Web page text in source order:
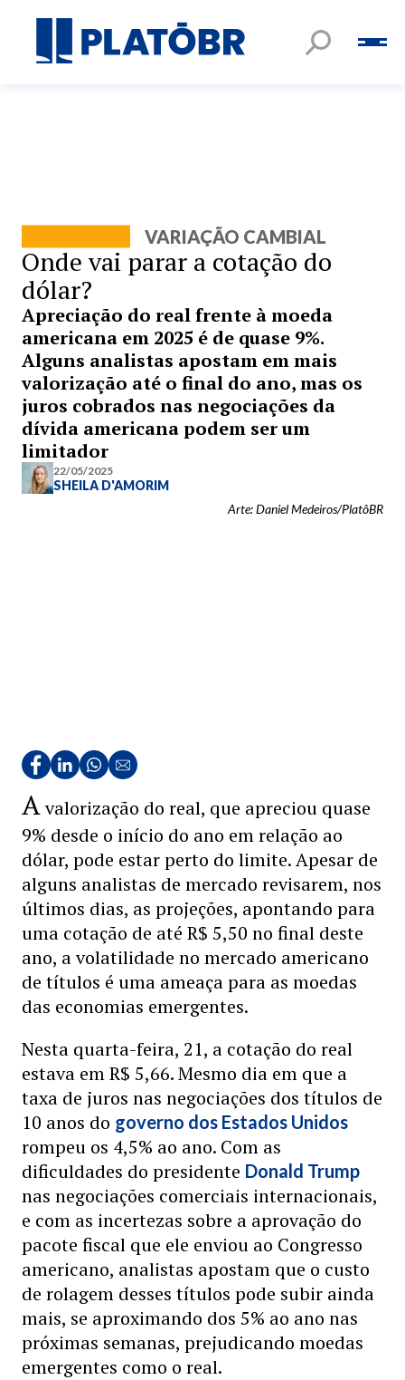
VARIAÇÃO CAMBIAL
Onde vai parar a cotação do
dólar?
Apreciação do real frente à moeda
americana em 2025 é de quase 9%.
Alguns analistas apostam em mais
valorização até o final do ano, mas os
juros cobrados nas negociações da
dívida americana podem ser um
limitador
22/05/2025
SHEILA D'AMORIM
Arte: Daniel Medeiros/PlatôBR
Avalorização do real, que apreciou quase
9% desde o início do ano em relação ao
dólar, pode estar perto do limite. Apesar de
alguns analistas de mercado revisarem, nos
últimos dias, as projeções, apontando para
uma cotação de até R$ 5,50 no final deste
ano, a volatilidade no mercado americano
de títulos é uma ameaça para as moedas
das economias emergentes.
Nesta quarta-feira, 21, a cotação do real
estava em R$ 5,66. Mesmo dia em que a
taxa de juros nas negociações dos títulos de
10 anos do governo dos Estados Unidos
rompeu os 4,5% ao ano. Com as
dificuldades do presidente Donald Trump
nas negociações comerciais internacionais,
e com as incertezas sobre a aprovação do
pacote fiscal que ele enviou ao Congresso
americano, analistas apostam que o custo
de rolagem desses títulos pode subir ainda
mais, se aproximando dos 5% ao ano nas
próximas semanas, prejudicando moedas
emergentes como o real.